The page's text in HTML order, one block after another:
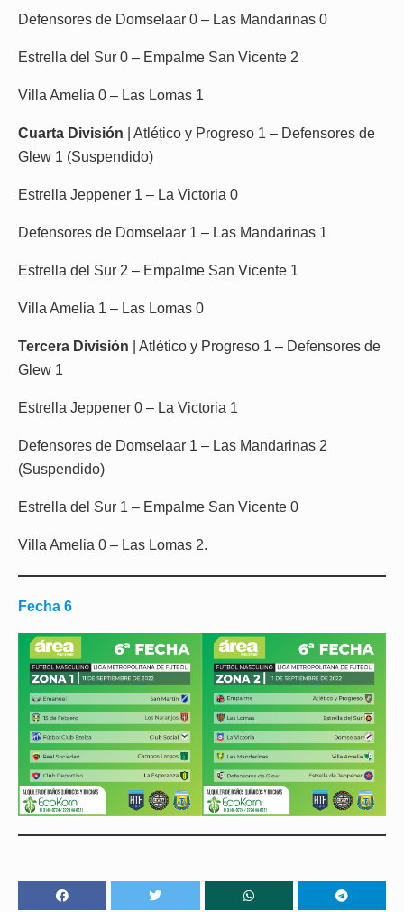
Defensores de Domselaar 0 – Las Mandarinas 0
Estrella del Sur 0 – Empalme San Vicente 2
Villa Amelia 0 – Las Lomas 1
Cuarta División | Atlético y Progreso 1 – Defensores de
Glew 1 (Suspendido)
Estrella Jeppener 1 – La Victoria 0
Defensores de Domselaar 1 – Las Mandarinas 1
Estrella del Sur 2 – Empalme San Vicente 1
Villa Amelia 1 – Las Lomas 0
Tercera División | Atlético y Progreso 1 – Defensores de
Glew 1
Estrella Jeppener 0 – La Victoria 1
Defensores de Domselaar 1 – Las Mandarinas 2
(Suspendido)
Estrella del Sur 1 – Empalme San Vicente 0
Villa Amelia 0 – Las Lomas 2.
Fecha 6